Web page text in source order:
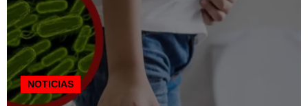
NOTICIAS